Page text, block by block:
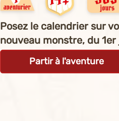
Posez le calendrier sur
nouveau monstre, du
Partir à l'aventure